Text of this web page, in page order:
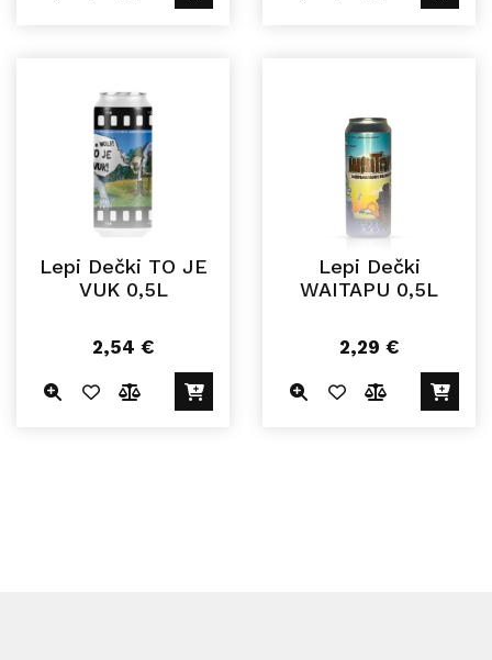
Lepi Dečki TO JE
VUK 0,5L
2,54 €
Lepi Dečki
WAITAPU 0,5L
2,29 €